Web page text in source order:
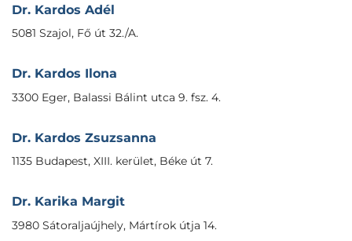
Dr. Kardos Adél
5081 Szajol, Fő út 32./A.
Dr. Kardos Ilona
3300 Eger, Balassi Bálint utca 9. fsz. 4.
Dr. Kardos Zsuzsanna
1135 Budapest, XIII. kerület, Béke út 7.
Dr. Karika Margit
3980 Sátoraljaújhely, Mártírok útja 14.